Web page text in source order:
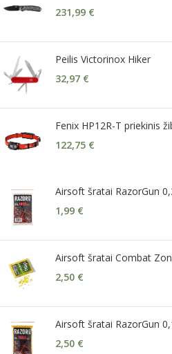
231,99 €
Peilis Victorinox Hiker
32,97 €
Fenix HP12R-T priekinis
122,75 €
Airsoft šratai RazorGun
1,99 €
Airsoft šratai Combat
2,50 €
Airsoft šratai RazorGun
2,50 €